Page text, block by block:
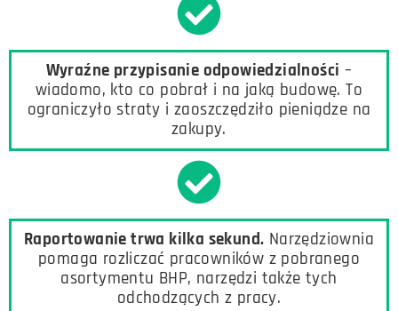
Wyraźne przypisanie odpowiedzialności –
wiadomo, kto co pobrał i na jaką budowę. To
ograniczyło straty i zaoszczędziło pieniądze na
zakupy.
Raportowanie trwa kilka sekund. Narzędziownia
pomaga rozliczać pracowników z pobranego
asortymentu BHP, narzędzi także tych
odchodzących z pracy.